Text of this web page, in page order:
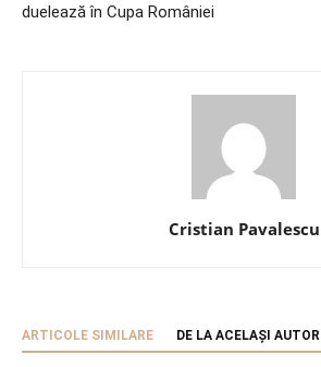
duelează în Cupa României
Cristian Pavalescu
ARTICOLE SIMILARE DE LA ACELAȘI AUTOR